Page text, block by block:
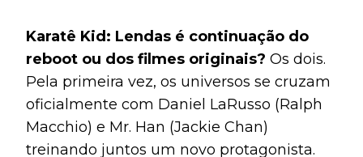
Karatê Kid: Lendas é continuação do
reboot ou dos filmes originais? Os dois.
Pela primeira vez, os universos se cruzam
oficialmente com Daniel LaRusso (Ralph
Macchio) e Mr. Han (Jackie Chan)
treinando juntos um novo protagonista.